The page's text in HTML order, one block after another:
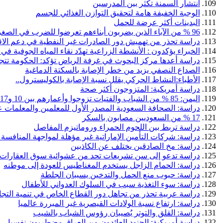
انتشار السمنة تكثر بين المدرسين
الوجبة الخفيفة هامة لتحقيق التوازن الغذائي للجسم
البدينات أكثر عرضة للحمل
96 % من الآباء الذين يضربون أبناءهم تعرضوا للضرب في الصغر
دراسة تحذر من تهميش دور الصادرات غير النفطية في دعم
الخبراء يؤكدون : الأنشطة الزراعية تهدّد نقاء المياه الجوفية
دراسة أعدها مركز البحوث في غرفة الرياض تؤكد: الحكومة
الصداع النصفي يزيد من خطر الإصابة بالسكتة الدماغية
الأطباء:النشاط الحركي يقلل نسبة الإصابة بالكوليسترول..
دراسة أمريكية: المتزوجون أكثر صحة
اليمن: 85 % من الشباب والفتيات تزوجوا وأعمارهم بين 10 و17 عاما
دراسة: الصحافة السعودية المصدر الأول للمعلمين والمعلمات
17 % من السعوديين مصابون بالسكر
دراسة تربط بين اللحوم الحمراء وروماتيزم المفاصل
دراسة: شركات التأمين الإماراتية غير مؤهلة لمواجهة المنافسة
دراسة: مخ الصادقين يختلف عن الكاذبين
دراسة تدعو إلى سن تشريعات تحد من عشوائية سوق العقارات
دراسة: الحمام الزاجل يستخدم المغناطيس للعودة إلى موطنه
دراسة: حبوب منع الحمل والتدخين يسببان الجلطة
دراسة: سوء التغذية سبب في السلوك العدواني للأطفال
دراسة عربية تحذر من تجاهل دور القطاع الخاص في تنمية
دراسة: ارتفاع نسبة الولادات القيصرية غير المبررة عالميا
دراسة: القلق والتوتر يُصيبان رؤوس الشباب بالشيب